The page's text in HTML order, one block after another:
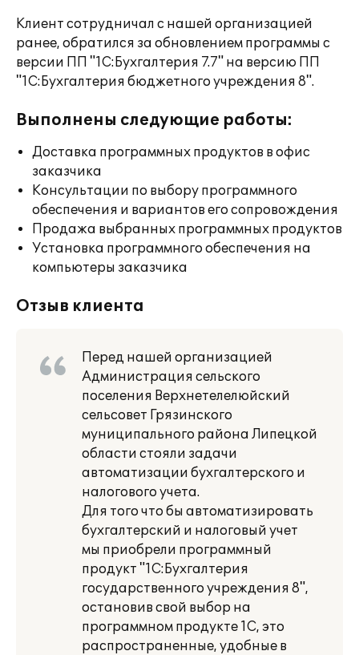
Клиент сотрудничал с нашей организацией
ранее, обратился за обновлением программы с
версии ПП "1С:Бухгалтерия 7.7" на версию ПП
"1С:Бухгалтерия бюджетного учреждения 8".
Выполнены следующие работы:
Доставка программных продуктов в офис
заказчика
Консультации по выбору программного
обеспечения и вариантов его сопровождения
Продажа выбранных программных продуктов
Установка программного обеспечения на
компьютеры заказчика
Отзыв клиента
Перед нашей организацией
Администрация сельского
поселения Верхнетелелюйский
сельсовет Грязинского
муниципального района Липецкой
области стояли задачи
автоматизации бухгалтерского и
налогового учета.
Для того что бы автоматизировать
бухгалтерский и налоговый учет
мы приобрели программный
продукт "1С:Бухгалтерия
государственного учреждения 8",
остановив свой выбор на
программном продукте 1С, это
распространенные, удобные в